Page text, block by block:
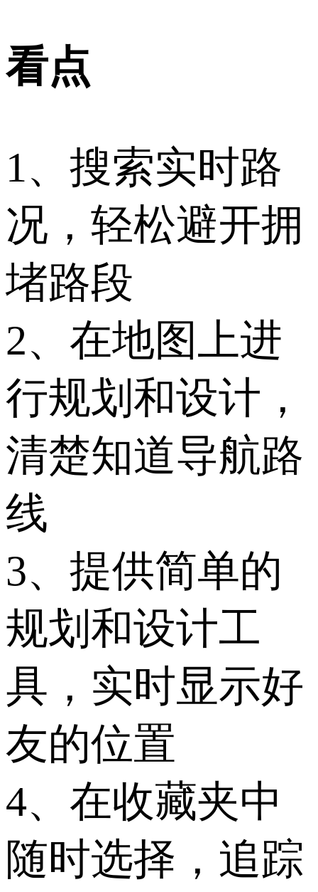
看点
1、搜索实时路
况，轻松避开拥
堵路段
2、在地图上进
行规划和设计，
清楚知道导航路
线
3、提供简单的
规划和设计工
具，实时显示好
友的位置
4、在收藏夹中
随时选择，追踪